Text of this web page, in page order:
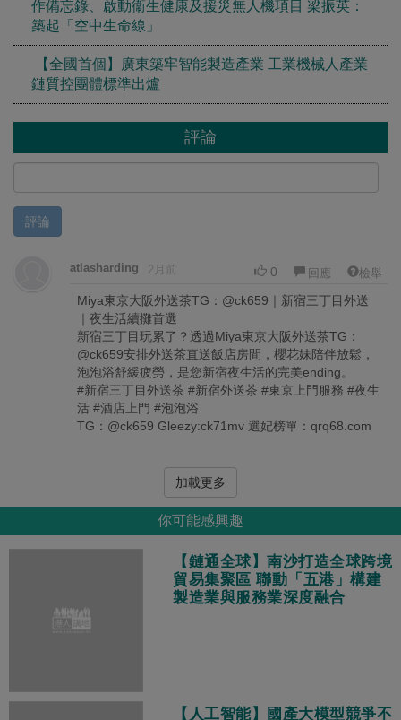
作備忘錄、啟動衞生健康及援災無人機項目 梁振英：
築起「空中生命線」
【全國首個】廣東築牢智能製造產業 工業機械人產業
鏈質控團體標準出爐
評論
評論
atlasharding 2月前 0 回應 檢舉
Miya東京大阪外送茶TG：@ck659｜新宿三丁目外送
｜夜生活續攤首選
新宿三丁目玩累了？透過Miya東京大阪外送茶TG：
@ck659安排外送茶直送飯店房間，櫻花妹陪伴放鬆，
泡泡浴舒緩疲勞，是您新宿夜生活的完美ending。
#新宿三丁目外送茶 #新宿外送茶 #東京上門服務 #夜生
活 #酒店上門 #泡泡浴
TG：@ck659 Gleezy:ck71mv 選妃榜單：qrq68.com
加載更多
你可能感興趣
【鏈通全球】南沙打造全球跨境
貿易集聚區 聯動「五港」構建
製造業與服務業深度融合
【人工智能】國產大模型競爭不